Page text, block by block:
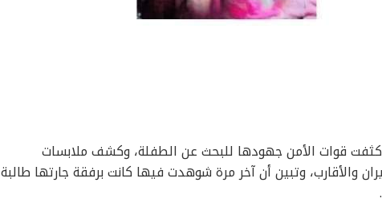
قوات الأمن جهودها للبحث عن الطفلة، وكشف ملابسات
والأقارب، وتبين أن آخر مرة شوهدت فيها كانت برفقة جارتها طالبة